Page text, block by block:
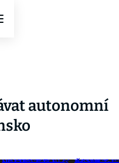
autonomní